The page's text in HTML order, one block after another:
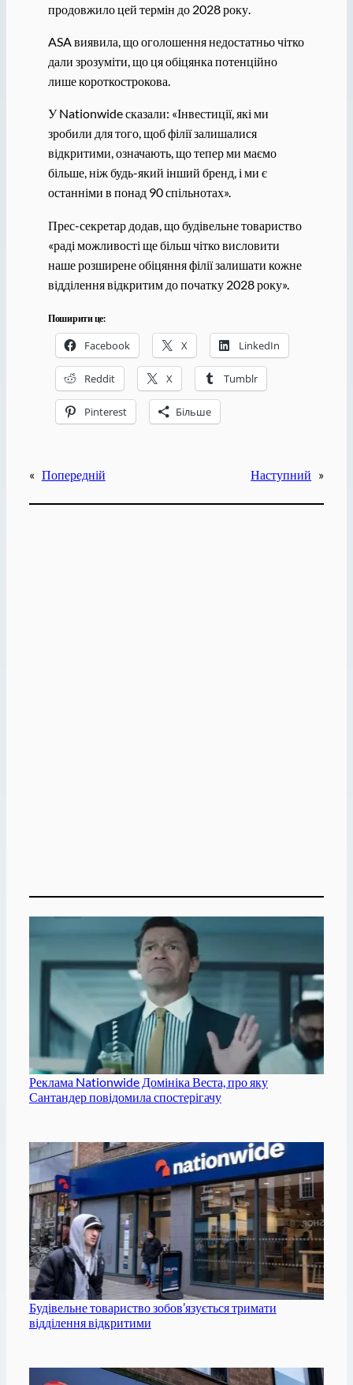
продовжило цей термін до 2028 року.
ASA виявила, що оголошення недостатньо чітко
дали зрозуміти, що ця обіцянка потенційно
лише короткострокова.
У Nationwide сказали: «Інвестиції, які ми
зробили для того, щоб філії залишалися
відкритими, означають, що тепер ми маємо
більше, ніж будь-який інший бренд, і ми є
останніми в понад 90 спільнотах».
Прес-секретар додав, що будівельне товариство
«раді можливості ще більш чітко висловити
наше розширене обіцяння філії залишати кожне
відділення відкритим до початку 2028 року».
Поширити це:
Facebook X LinkedIn
Reddit X Tumblr
Pinterest Більше
« Попередній Наступний »
Реклама Nationwide Домініка Веста, про яку
Сантандер повідомила спостерігачу
Будівельне товариство зобов’язується тримати
відділення відкритими